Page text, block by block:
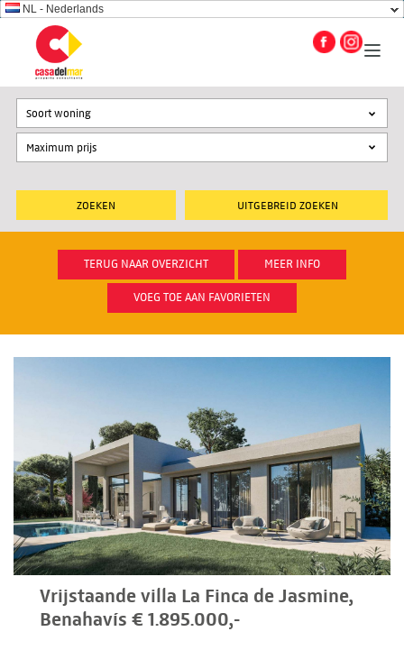
NL - Nederlands
UITGEBREID ZOEKEN
Soort woning
TERUG NAAR OVERZICHT MEER INFO
VOEG TOE AAN FAVORIETEN
Vrijstaande villa La Finca de Jasmine,
Benahavís € 1.895.000,-